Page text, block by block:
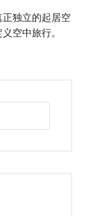
独立的起居空
空中旅行。